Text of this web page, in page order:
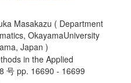
Masakazu ( Department
OkayamaUniversity
Japan )
in the Applied
号 pp. 16690 - 16699